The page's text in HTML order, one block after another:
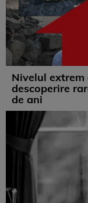
Nivelul extrem
descoperire
de ani